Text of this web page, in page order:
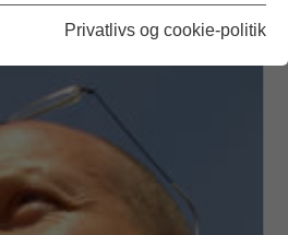
Privatlivs og cookie-politik